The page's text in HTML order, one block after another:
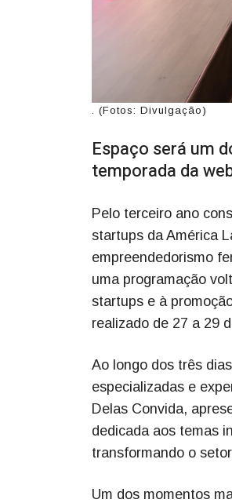
. (Fotos: Divulgação)
Espaço será um
temporada da
Pelo terceiro ano
startups da América
empreendedorismo
uma programação
startups e à
realizado de 27 a 29
Ao longo dos três
especializadas e
Delas Convida,
dedicada aos temas
transformando o
Um dos momentos